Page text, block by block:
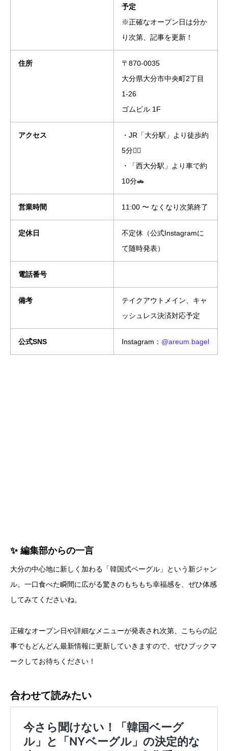
予定
※正確なオープン日は分か
り次第、記事を更新！
住所
〒870-0035
大分県大分市中央町2丁目
1-26
ゴムビル 1F
アクセス
・JR「大分駅」より徒歩約
5分🚶‍♀️
・「西大分駅」より車で約
10分🚗
営業時間 11:00 〜 なくなり次第終了
定休日
不定休（公式Instagramに
て随時発表）
電話番号
備考
テイクアウトメイン、キャ
ッシュレス決済対応予定
公式SNS Instagram： @areum.bagel
✨ 編集部からの一言
大分の中心地に新しく加わる「韓国式ベーグル」という新ジャン
ル。一口食べた瞬間に広がる驚きのもちもち幸福感を、ぜひ体感
してみてくださいね。
正確なオープン日や詳細なメニューが発表され次第、こちらの記
事でもどんどん最新情報に更新していきますので、ぜひブックマ
ークしてお待ちください！
合わせて読みたい